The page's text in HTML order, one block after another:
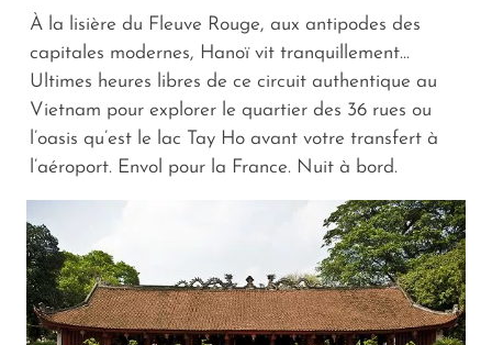
À la lisière du Fleuve Rouge, aux antipodes des
capitales modernes, Hanoï vit tranquillement...
Ultimes heures libres de ce circuit authentique au
Vietnam pour explorer le quartier des 36 rues ou
l’oasis qu’est le lac Tay Ho avant votre transfert à
l’aéroport. Envol pour la France. Nuit à bord.